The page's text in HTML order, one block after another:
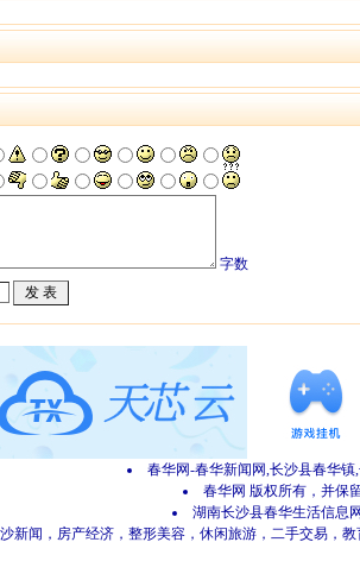
字数
春华网-春华新闻网,长沙县春华
春华网 版权所有，并保
湖南长沙县春华生活信息
新闻，房产经济，整形美容，休闲旅游，二手交易，